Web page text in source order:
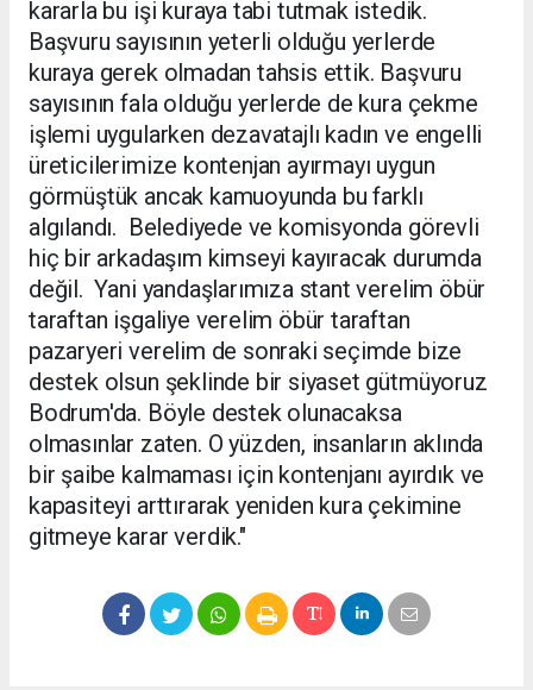
kararla bu işi kuraya tabi tutmak istedik.
Başvuru sayısının yeterli olduğu yerlerde
kuraya gerek olmadan tahsis ettik. Başvuru
sayısının fala olduğu yerlerde de kura çekme
işlemi uygularken dezavatajlı kadın ve engelli
üreticilerimize kontenjan ayırmayı uygun
görmüştük ancak kamuoyunda bu farklı
algılandı. Belediyede ve komisyonda görevli
hiç bir arkadaşım kimseyi kayıracak durumda
değil. Yani yandaşlarımıza stant verelim öbür
taraftan işgaliye verelim öbür taraftan
pazaryeri verelim de sonraki seçimde bize
destek olsun şeklinde bir siyaset gütmüyoruz
Bodrum'da. Böyle destek olunacaksa
olmasınlar zaten. O yüzden, insanların aklında
bir şaibe kalmaması için kontenjanı ayırdık ve
kapasiteyi arttırarak yeniden kura çekimine
gitmeye karar verdik."